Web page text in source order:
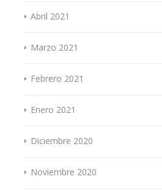
Abril 2021
Marzo 2021
Febrero 2021
Enero 2021
Diciembre 2020
Noviembre 2020